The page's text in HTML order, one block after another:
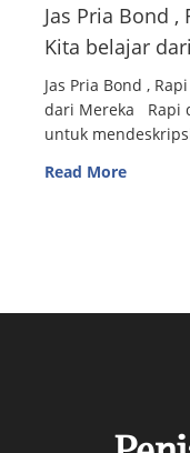
Jas Pria Bond
Kita belajar
Jas Pria Bond ,
dari Mereka Rapi
untuk
Read More